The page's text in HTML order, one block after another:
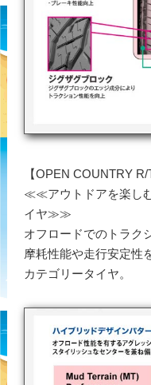
【OPEN COUNTRY R/
≪≪アウトドアを楽し
イヤ≫≫
オフロードでのトラク
摩耗性能や走行安定性
カテゴリータイヤ。